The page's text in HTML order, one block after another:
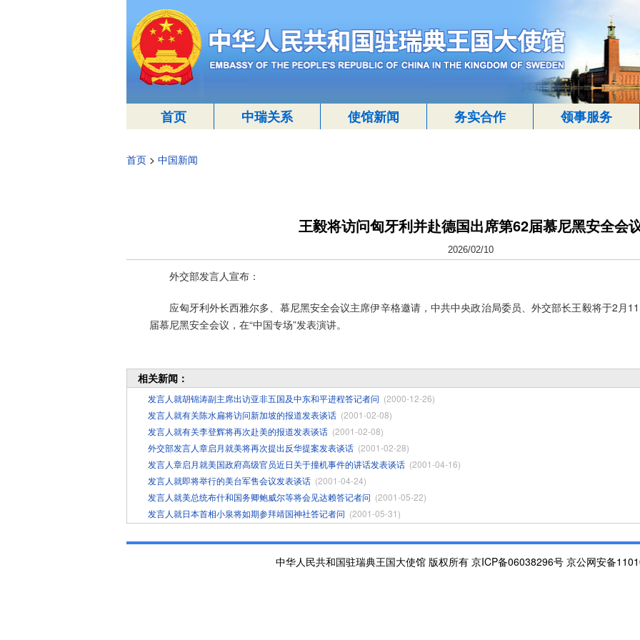
首页 中瑞关系 使馆新闻 务实合作 领事服务
首页> 中国新闻
王毅将访问匈牙利并赴德国出席第62届慕尼黑安全会
2026/02/10
外交部发言人宣布：
应匈牙利外长西雅尔多、慕尼黑安全会议主席伊辛格邀请，中共中央政治局委员、外交部长王毅将于2月
届慕尼黑安全会议，在“中国专场”发表演讲。
相关新闻：
发言人就胡锦涛副主席出访亚非五国及中东和平进程答记者问 (2000-12-26)
发言人就有关陈水扁将访问新加坡的报道发表谈话 (2001-02-08)
发言人就有关李登辉将再次赴美的报道发表谈话 (2001-02-08)
外交部发言人章启月就美将再次提出反华提案发表谈话 (2001-02-28)
发言人章启月就美国政府高级官员近日关于撞机事件的讲话发表谈话 (2001-04-16)
发言人就即将举行的美台军售会议发表谈话 (2001-04-24)
发言人就美总统布什和国务卿鲍威尔等将会见达赖答记者问 (2001-05-22)
发言人就日本首相小泉将如期参拜靖国神社答记者问 (2001-05-31)
中华人民共和国驻瑞典王国大使馆 版权所有 京ICP备06038296号 京公网安备